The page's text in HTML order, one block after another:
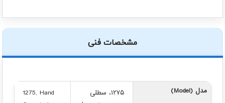
مشخصات فنی
مدل (Model)
۱۲۷۵، سطلی
1275, Hand